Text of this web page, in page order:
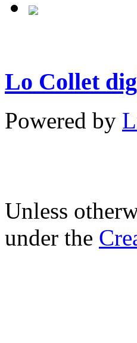
Lo Collet
Powered by
Unless
under the